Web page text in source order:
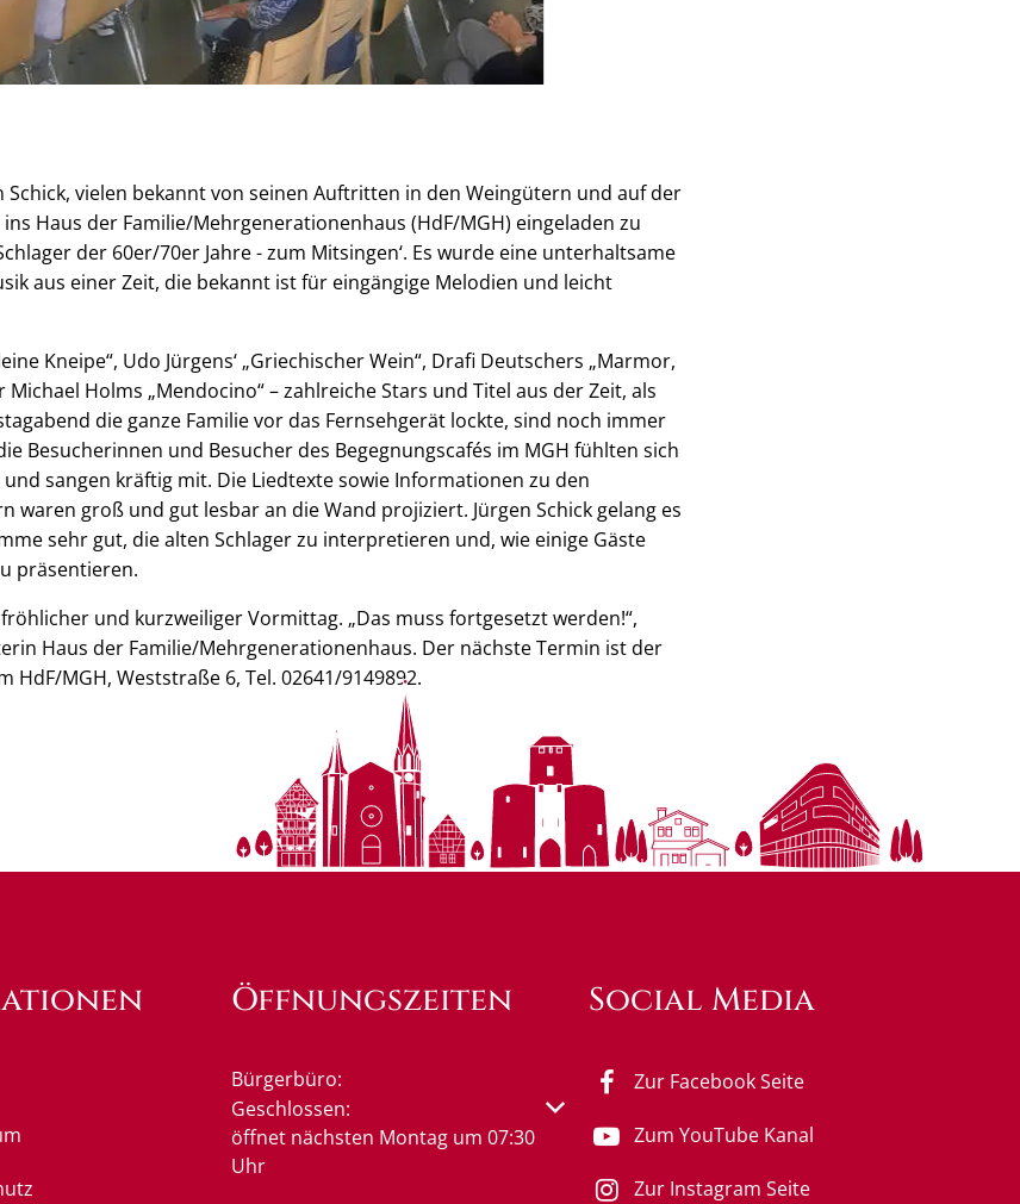
Schick, vielen bekannt von seinen Auftritten in den Weingütern und auf der
Haus der Familie/Mehrgenerationenhaus (HdF/MGH) eingeladen zu
der 60er/70er Jahre - zum Mitsingen‘. Es wurde eine unterhaltsame
aus einer Zeit, die bekannt ist für eingängige Melodien und leicht
Kneipe“, Udo Jürgens‘ „Griechischer Wein“, Drafi Deutschers „Marmor,
Holms „Mendocino“ – zahlreiche Stars und Titel aus der Zeit, als
die ganze Familie vor das Fernsehgerät lockte, sind noch immer
Besucherinnen und Besucher des Begegnungscafés im MGH fühlten sich
sangen kräftig mit. Die Liedtexte sowie Informationen zu den
waren groß und gut lesbar an die Wand projiziert. Jürgen Schick gelang es
sehr gut, die alten Schlager zu interpretieren und, wie einige Gäste
präsentieren.
und kurzweiliger Vormittag. „Das muss fortgesetzt werden!“,
Haus der Familie/Mehrgenerationenhaus. Der nächste Termin ist der
HdF/MGH, Weststraße 6, Tel. 02641/9149892.
Öffnungszeiten
Bürgerbüro:
Klicken, um weitere Öffnungs- oder Schließzeiten auszublenden
Geschlossen:
öffnet nächsten Montag um 07:30
Uhr
Social Media
Zur Facebook Seite
Zum YouTube Kanal
Zur Instagram Seite